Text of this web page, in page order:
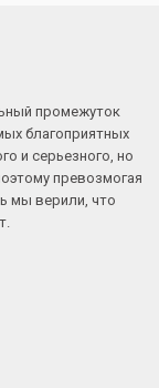
промежуток
благоприятных
и серьезного, но
превозмогая
мы верили, что